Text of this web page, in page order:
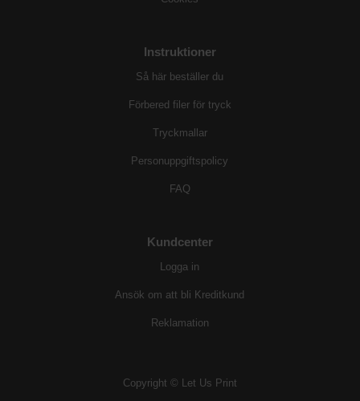
Instruktioner
Så här beställer du
Förbered filer för tryck
Tryckmallar
Personuppgiftspolicy
FAQ
Kundcenter
Logga in
Ansök om att bli Kreditkund
Reklamation
Copyright © Let Us Print